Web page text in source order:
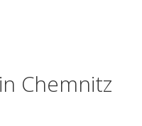
Chemnitz